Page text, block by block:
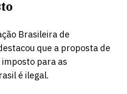
Brasileira de
que a proposta de
para as
é ilegal.